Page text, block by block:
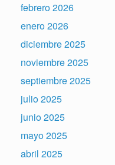
febrero 2026
enero 2026
diciembre 2025
noviembre 2025
septiembre 2025
julio 2025
junio 2025
mayo 2025
abril 2025